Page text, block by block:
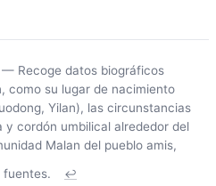
— Recoge datos biográficos
como su lugar de nacimiento
Yilan), las circunstancias
y cordón umbilical alrededor del
Malan del pueblo amis,
fuentes.
↩